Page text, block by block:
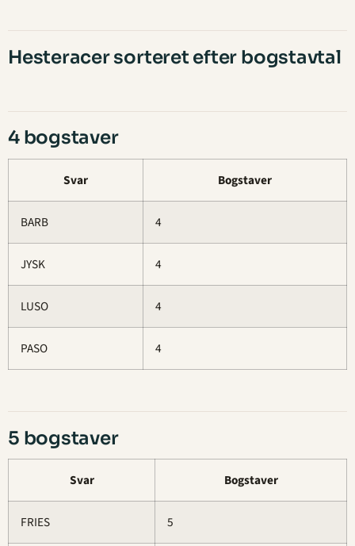
Hesteracer sorteret efter bogstavtal
4 bogstaver
Svar Bogstaver
BARB 4
JYSK 4
LUSO 4
PASO 4
5 bogstaver
Svar Bogstaver
FRIES 5